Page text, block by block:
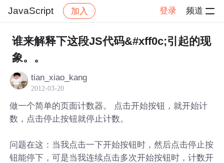
JavaScript 加入 登录 频道
社区 JavaScript 帖子详情
谁来解释下这段JS代码&#xff0c;引起的现
象。。
tian_xiao_kang
2012-03-20
做一个简单的页面计数器。 点击开始按钮，就开始计
数，点击停止按钮就停止计数。
问题在这：当我点击一下开始按钮时，然后点击停止按
钮能停下，可是当我连续点击多次开始按钮时，计数开